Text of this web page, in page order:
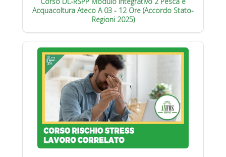
Acquacoltura Ateco A 03 - 12 Ore (Accordo Stato-
Regioni 2025)